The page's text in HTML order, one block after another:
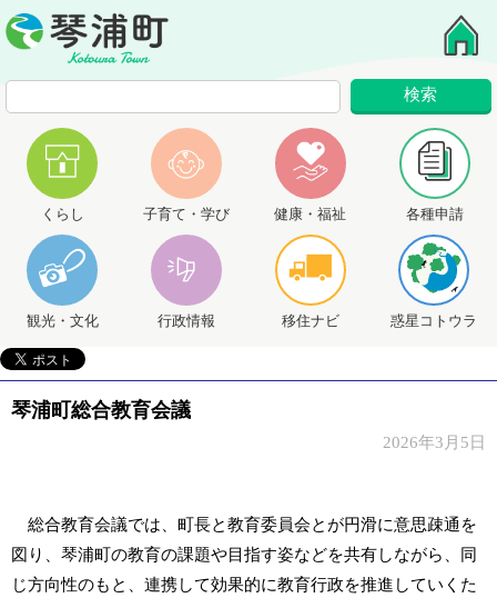
くらし 子育て・学び 健康・福祉 各種申請
観光・文化 行政情報 移住ナビ 惑星コトウラ
琴浦町総合教育会議
2026年3月5日
総合教育会議では、町長と教育委員会とが円滑に意思疎通を
図り、琴浦町の教育の課題や目指す姿などを共有しながら、同
じ方向性のもと、連携して効果的に教育行政を推進していくた